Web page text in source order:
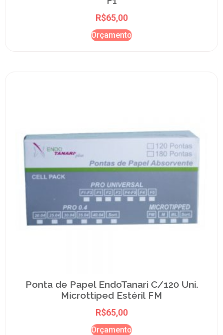
R$65,00
Orçamento
Ponta de Papel EndoTanari C/120 Uni.
Microttiped Estéril FM
R$65,00
Orçamento